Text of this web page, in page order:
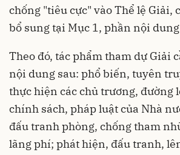
chống "tiêu cực" vào Thể lệ Giải,
bổ sung tại Mục 1, phần nội
Theo đó, tác phẩm tham dự Giải
nội dung sau: phổ biến, tuyên
thực hiện các chủ trương, đường
chính sách, pháp luật của Nhà
đấu tranh phòng, chống tham
lãng phí; phát hiện, đấu tranh,